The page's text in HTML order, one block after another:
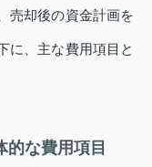
売却後の資金計画を
に、主な費用項目と
な費用項目